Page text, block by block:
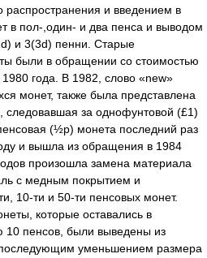
распространения и введением в
в пол-,один- и два пенса и выводом
и 3(3d) пенни. Старые
были в обращении со стоимостью
года. В 1982, слово «new»
монет, также была представлена
следовавшая за однофунтовой (£1)
(½p) монета последний раз
и вышла из обращения в 1984
произошла замена материала
с медным покрытием и
10-ти и 50-ти пенсовых монет.
которые оставались в
10 пенсов, были выведены из
уменьшением размера